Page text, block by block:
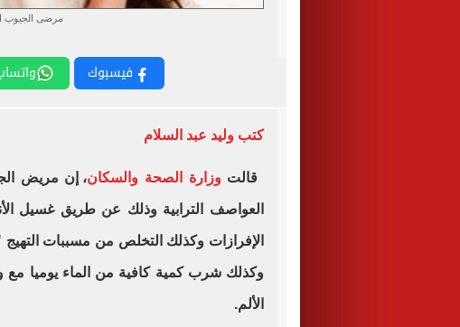
مرضى الجيوب
فيسبوك
كتب وليد عبد السلام
قالت وزارة الصحة والسكان، إن مريض
العواصف الترابية وذلك عن طريق غسيل
الإفرازات وكذلك التخلص من مسببات
وكذلك شرب كمية كافية من الماء يوميا
الألم.